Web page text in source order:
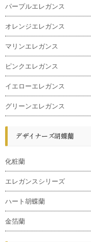
パープルエレガンス
オレンジエレガンス
マリンエレガンス
ピンクエレガンス
イエローエレガンス
グリーンエレガンス
デザイナーズ胡蝶蘭
化粧蘭
エレガンスシリーズ
ハート胡蝶蘭
金箔蘭